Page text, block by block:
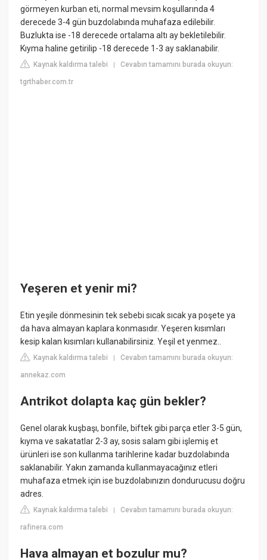
görmeyen kurban eti, normal mevsim koşullarında 4
derecede 3-4 gün buzdolabında muhafaza edilebilir.
Buzlukta ise -18 derecede ortalama altı ay bekletilebilir.
Kıyma haline getirilip -18 derecede 1-3 ay saklanabilir.
Kaynak kaldırma talebi |Cevabın tamamını burada okuyun:
tgrthaber.com.tr
Yeşeren et yenir mi?
Etin yeşile dönmesinin tek sebebi sıcak sıcak ya poşete ya
da hava almayan kaplara konmasıdır. Yeşeren kısımları
kesip kalan kısımları kullanabilirsiniz. Yeşil et yenmez..
Kaynak kaldırma talebi |Cevabın tamamını burada okuyun:
annekaz.com
Antrikot dolapta kaç gün bekler?
Genel olarak kuşbaşı, bonfile, biftek gibi parça etler 3-5 gün,
kıyma ve sakatatlar 2-3 ay, sosis salam gibi işlemiş et
ürünleri ise son kullanma tarihlerine kadar buzdolabında
saklanabilir. Yakın zamanda kullanmayacağınız etleri
muhafaza etmek için ise buzdolabınızın dondurucusu doğru
adres.
Kaynak kaldırma talebi |Cevabın tamamını burada okuyun:
rafinera.com
Hava almayan et bozulur mu?